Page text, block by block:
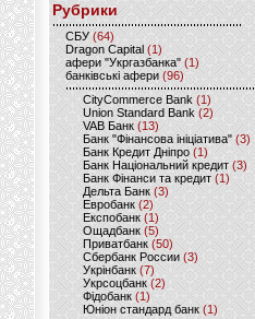
Рубрики
CБУ (64)
Dragon Capital (1)
афери "Укргазбанка" (1)
банківські афери (96)
CityCommerce Bank (1)
Union Standard Bank (2)
VAB Банк (13)
Банк "Фінансова ініціатива" (3)
Банк Кредит Дніпро (1)
Банк Національний кредит (3)
Банк Фінанси та кредит (1)
Дельта Банк (3)
Евробанк(2)
Експобанк (1)
Ощадбанк(5)
Приватбанк (50)
Сбербанк России (3)
Укрінбанк(7)
Укрсоцбанк (2)
Фідобанк (1)
Юніон стандард банк(1)